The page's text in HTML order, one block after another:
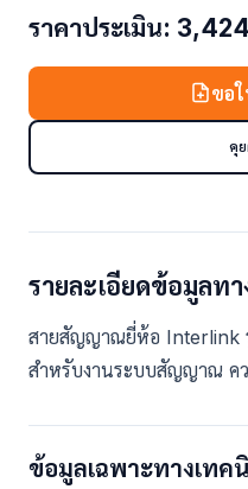
ราคาประเมิน:
ขอ
คุ
รายละเอียดข้อมูลท
สายสัญญาณยี่ห้อ Interlink
สำหรับงานระบบสัญญาณ ค
ข้อมูลเฉพาะทางเท